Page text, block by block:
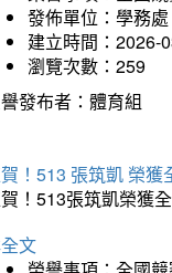
發佈單位：學務處
建立時間：2026-
瀏覽次數：259
發布者：體育組
！513 張筑凱 榮獲
！513張筑凱榮獲
文